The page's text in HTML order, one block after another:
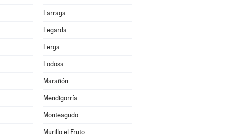
Larraga
Legarda
Lerga
Lodosa
Marañón
Mendigorría
Monteagudo
Murillo el Fruto